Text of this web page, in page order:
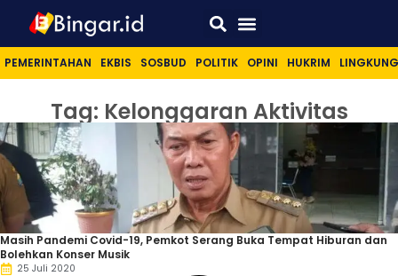
PEMERINTAHAN EKBIS SOSBUD POLITIK OPINI HUKRIM
Tag: Kelonggaran Aktivitas
Masih Pandemi Covid-19, Pemkot Serang Buka Tempat Hiburan dan
Bolehkan Konser Musik
25 Juli 2020